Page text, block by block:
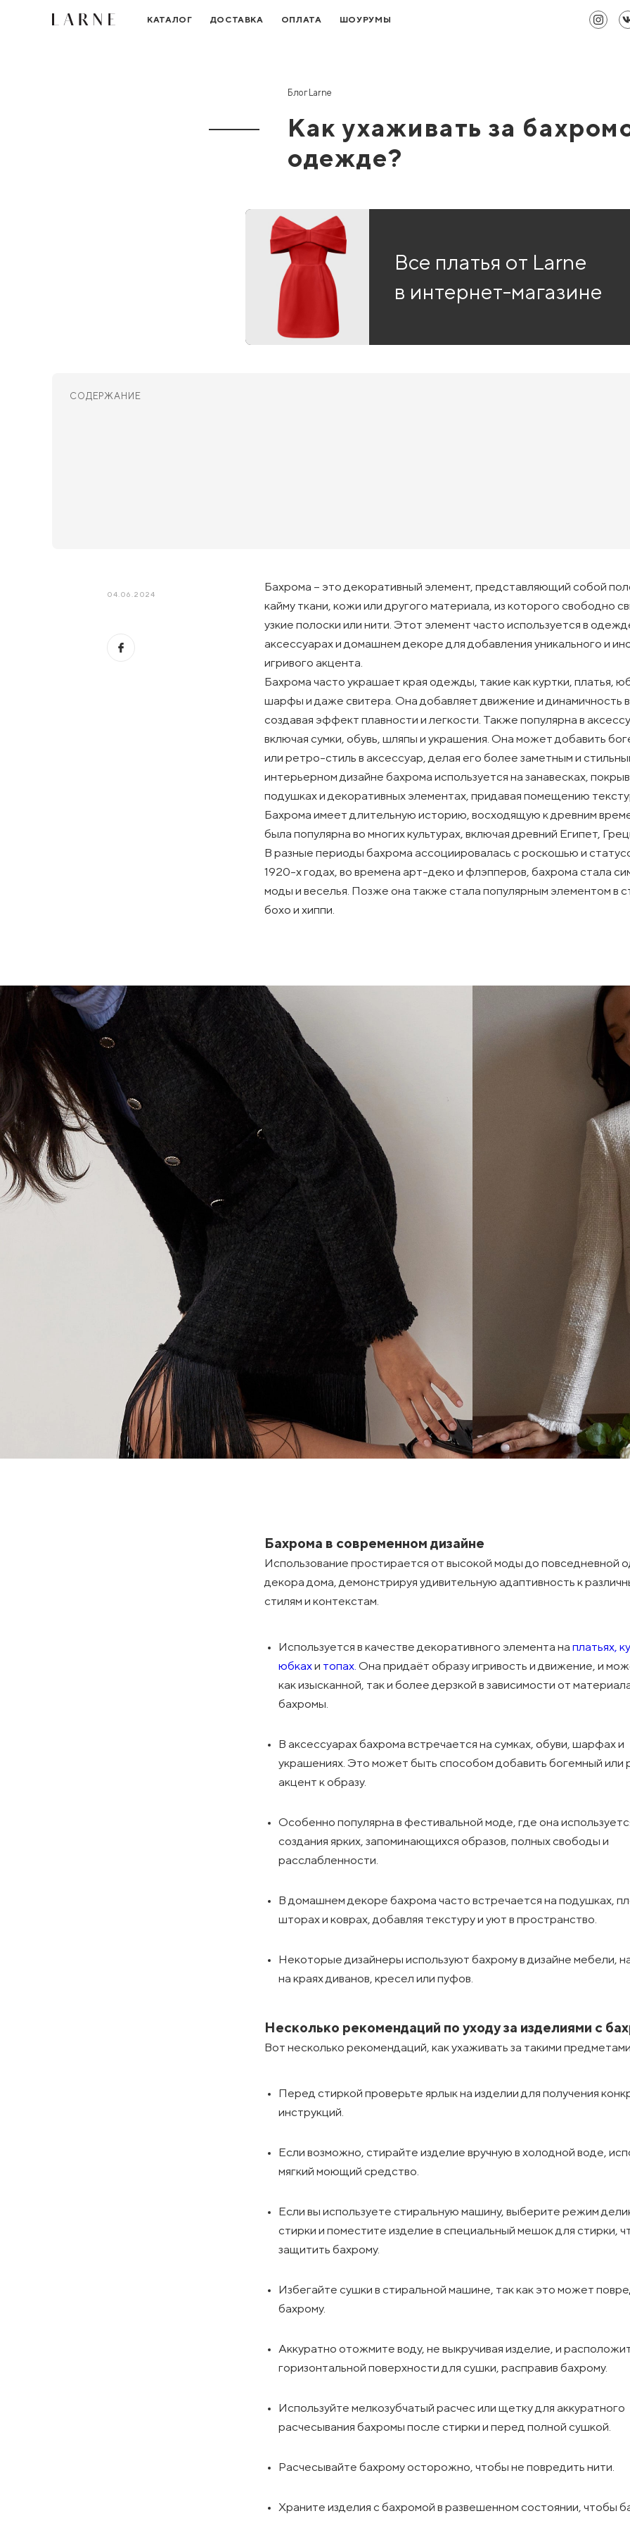
КАТАЛОГ ДОСТАВКА ОПЛАТА ШОУРУМЫ
Блог Larne
Как ухаживать за
одежде?
Все платья от Larne
в интернет-магазине
СОДЕРЖАНИЕ
04.06.2024
Бахрома – это декоративный элемент, представляющий собой
кайму ткани, кожи или другого материала, из которого свободно
узкие полоски или нити. Этот элемент часто используется в
аксессуарах и домашнем декоре для добавления уникального и
игривого акцента.
Бахрома часто украшает края одежды, такие как куртки, платья,
шарфы и даже свитера. Она добавляет движение и динамичность
создавая эффект плавности и легкости. Также популярна в
включая сумки, обувь, шляпы и украшения. Она может добавить
или ретро-стиль в аксессуар, делая его более заметным и
интерьерном дизайне бахрома используется на занавесках,
подушках и декоративных элементах, придавая помещению
Бахрома имеет длительную историю, восходящую к древним
была популярна во многих культурах, включая древний Египет,
В разные периоды бахрома ассоциировалась с роскошью и
1920-х годах, во времена арт-деко и флэпперов, бахрома стала
моды и веселья. Позже она также стала популярным элементом в
бохо и хиппи.
Бахрома в современном дизайне
Использование простирается от высокой моды до повседневной
декора дома, демонстрируя удивительную адаптивность к
стилям и контекстам.
Используется в качестве декоративного элемента наплатьях,
юбкахи топах. Она придаёт образу игривость и движение, и
как изысканной, так и более дерзкой в зависимости от
бахромы.
В аксессуарах бахрома встречается на сумках, обуви, шарфах и
украшениях. Это может быть способом добавить богемный или
акцент к образу.
Особенно популярна в фестивальной моде, где она
создания ярких, запоминающихся образов, полных свободы и
расслабленности.
В домашнем декоре бахрома часто встречается на подушках,
шторах и коврах, добавляя текстуру и уют в пространство.
Некоторые дизайнеры используют бахрому в дизайне мебели,
на краях диванов, кресел или пуфов.
Несколько рекомендаций по уходу за изделиями с
Вот несколько рекомендаций, как ухаживать за такими
Перед стиркой проверьте ярлык на изделии для получения
инструкций.
Если возможно, стирайте изделие вручную в холодной воде,
мягкий моющий средство.
Если вы используете стиральную машину, выберите режим
стирки и поместите изделие в специальный мешок для стирки,
защитить бахрому.
Избегайте сушки в стиральной машине, так как это может
бахрому.
Аккуратно отожмите воду, не выкручивая изделие, и
горизонтальной поверхности для сушки, расправив бахрому.
Используйте мелкозубчатый расчес или щетку для аккуратного
расчесывания бахромы после стирки и перед полной сушкой.
Расчесывайте бахрому осторожно, чтобы не повредить нити.
Храните изделия с бахромой в развешенном состоянии, чтобы